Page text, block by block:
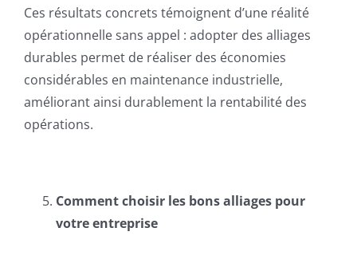
Ces résultats concrets témoignent d’une réalité
opérationnelle sans appel : adopter des alliages
durables permet de réaliser des économies
considérables en maintenance industrielle,
améliorant ainsi durablement la rentabilité des
opérations.
Comment choisir les bons alliages pour
votre entreprise